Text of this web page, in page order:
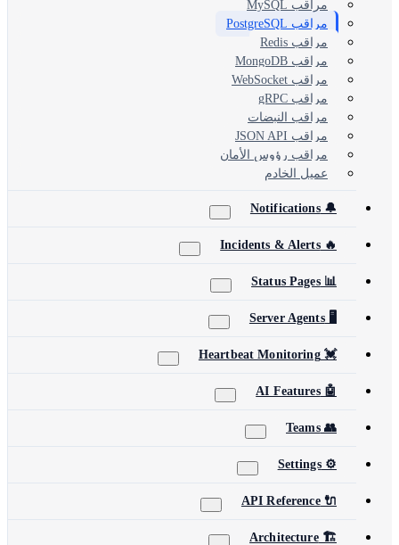
مراقب MySQL
مراقب PostgreSQL
مراقب Redis
مراقب MongoDB
مراقب WebSocket
مراقب gRPC
مراقب النبضات
مراقب JSON API
مراقب رؤوس الأمان
عميل الخادم
🔔 Notifications
🔥 Incidents & Alerts
📊 Status Pages
💓 Heartbeat Monitoring
🤖 AI Features
👥 Teams
⚙️ Settings
🔌 API Reference
🏗️ Architecture